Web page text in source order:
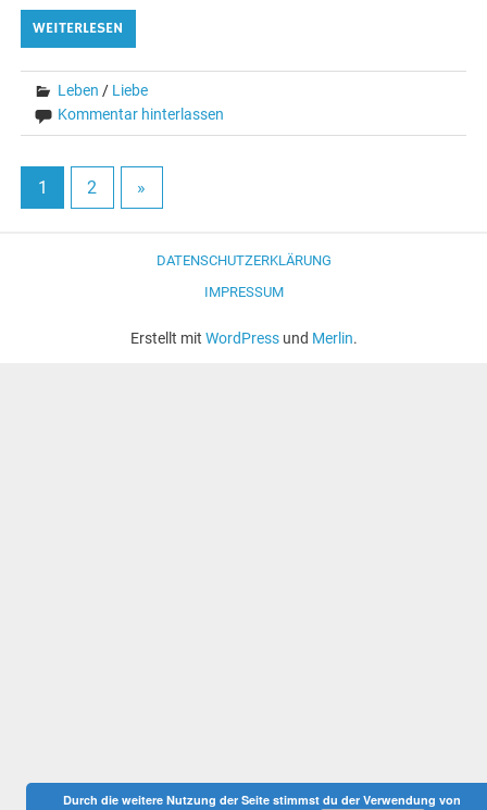
WEITERLESEN
Leben / Liebe
Kommentar hinterlassen
1 2 »
DATENSCHUTZERKLÄRUNG
IMPRESSUM
Erstellt mit WordPressund Merlin.
Durch die weitere Nutzung der Seite stimmst du der Verwendung von